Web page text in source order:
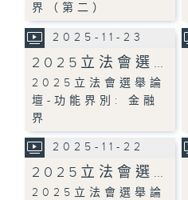
界（第二）
2025-11-23
2025立法會選…
2025立法會選舉論
壇-功能界別: 金融
界
2025-11-22
2025立法會選…
2025立法會選舉論